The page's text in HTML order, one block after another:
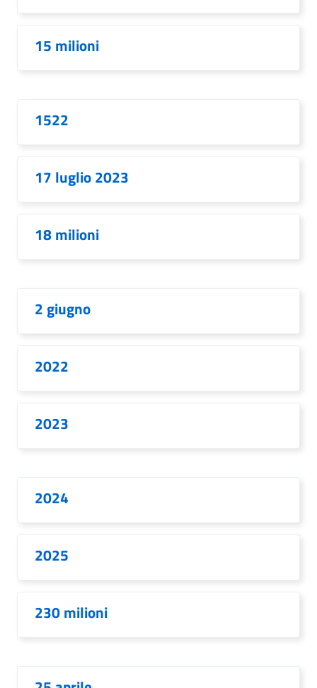
15 milioni
1522
17 luglio 2023
18 milioni
2 giugno
2022
2023
2024
2025
230 milioni